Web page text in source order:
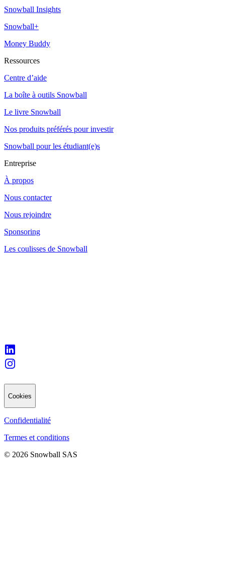
Snowball Insights
Snowball+
Money Buddy
Ressources
Centre d’aide
La boîte à outils Snowball
Le livre Snowball
Nos produits préférés pour investir
Snowball pour les étudiant(e)s
Entreprise
À propos
Nous contacter
Nous rejoindre
Sponsoring
Les coulisses de Snowball
Cookies
Confidentialité
Termes et conditions
© 2026 Snowball SAS